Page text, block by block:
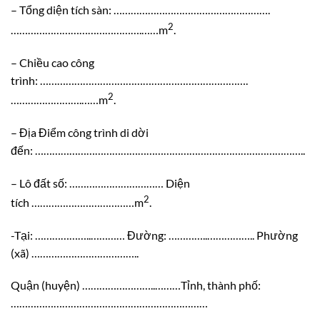
– Tổng diện tích sàn: ……………………………………………….
……………………………………….……m2
– Chiều cao công
trình: ……………………………………………………………….
…………………….……m2.
– Địa Điểm công trình di dời
đến: …………………………………………………………………………………..
– Lô đất số: …………………………… Diện
tích ………………………………m2.
-Tại: ………………..………… Đường: …………..…………….. Phường
(xã) ………………………………..
Quận (huyện) ……………………..………Tỉnh, thành phố:
……………………………………………………………